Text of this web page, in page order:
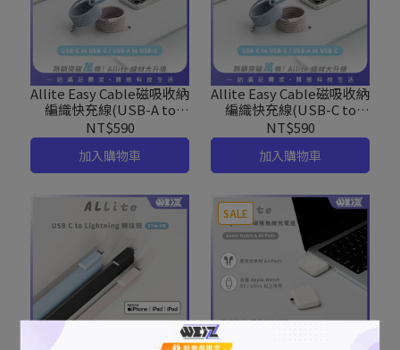
Allite Easy Cable磁吸收納
編織快充線(USB-A to
USB-C)1M
NT$590
加入購物車
Allite Easy Cable磁吸收納
編織快充線(USB-C to
USB-C)1M
NT$590
加入購物車
SALE